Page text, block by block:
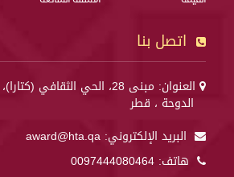
اتصل بنا
العنوان: مبنى 28، الحي الثقافي (كتارا)،
الدوحة ، قطر
البريد الإلكتروني: award@hta.qa
هاتف: 0097444080464